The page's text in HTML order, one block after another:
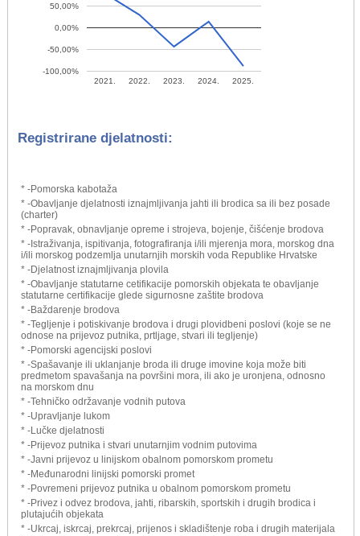
2021. 2022. 2023. 2024. 2025.
-100,00%
-50,00%
0,00%
50,00%
Registrirane djelatnosti:
* -Pomorska kabotaža
* -Obavljanje djelatnosti iznajmljivanja jahti ili brodica sa ili bez posade
(charter)
* -Popravak, obnavljanje opreme i strojeva, bojenje, čišćenje brodova
* -Istraživanja, ispitivanja, fotografiranja i/ili mjerenja mora, morskog dna
i/ili morskog podzemlja unutarnjih morskih voda Republike Hrvatske
* -Djelatnost iznajmljivanja plovila
* -Obavljanje statutarne cetifikacije pomorskih objekata te obavljanje
statutarne certifikacije glede sigurnosne zaštite brodova
* -Baždarenje brodova
* -Tegljenje i potiskivanje brodova i drugi plovidbeni poslovi (koje se ne
odnose na prijevoz putnika, prtljage, stvari ili tegljenje)
* -Pomorski agencijski poslovi
* -Spašavanje ili uklanjanje broda ili druge imovine koja može biti
predmetom spavašanja na površini mora, ili ako je uronjena, odnosno
na morskom dnu
* -Tehničko održavanje vodnih putova
* -Upravljanje lukom
* -Lučke djelatnosti
* -Prijevoz putnika i stvari unutarnjim vodnim putovima
* -Javni prijevoz u linijskom obalnom pomorskom prometu
* -Međunarodni linijski pomorski promet
* -Povremeni prijevoz putnika u obalnom pomorskom prometu
* -Privez i odvez brodova, jahti, ribarskih, sportskih i drugih brodica i
plutajućih objekata
* -Ukrcaj, iskrcaj, prekrcaj, prijenos i skladištenje roba i drugih materijala